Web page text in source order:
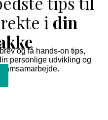
i din
og få hands-on tips,
personlige udvikling og